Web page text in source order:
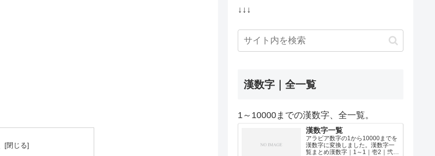
↓↓↓
漢数字｜全一覧
1～10000までの漢数字、全一覧。
漢数字一覧
アラビア数字の1から10000までを
漢数字に変換しました。漢数字一
覧まとめ漢数字｜1～1｜壱2｜弐3